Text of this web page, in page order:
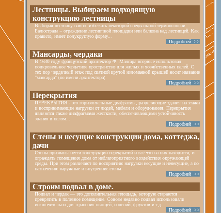
Лестницы. Выбираем подходящую
конструкцию лестницы
Выбирая лестницу нам не избежать некоторой специальной терминологии:
Балюстрада – ограждение лестничной площадки или балкона над лестницей. Как
правило, имеет полукруглую форму...
Подробней >>
Мансарды, чердаки
В 1630 году французский архитектор Ф. Мансара впервые использовал
подкровельное чердачное пространство для жилых и хозяйственных целей. С
тех пор чердачный этаж под скатной крутой изломанной крышей носит название
"мансарда" (по имени архитектора).
Подробней >>
Перекрытия
ПЕРЕКРЫТИЯ - это горизонтальные диафрагмы, разделяющие здания на этажи
и воспринимающие нагрузки от людей, мебели и оборудования. Перекрытия
являются также диафрагмами жесткости, обеспечивающими устойчивость
здания в целом...
Подробней >>
Стены и несущие конструкции дома, коттеджа,
дачи
Стены призваны нести конструкции перекрытий и всё что на них находится, и
ограждать помещения дома от неблагоприятного воздействия окружающей
среды. При этом различают по восприятию нагрузки несущие и ненесущие, а по
назначению наружные и внутренние стены.
Подробней >>
Строим подвал в доме.
Подвал и чердак — это дополнительная площадь, которую стараются
превратить в полезное помещение. Совсем недавно подвал использовали
исключительно для хранения овощей, солений, фруктов и т.д.
Подробней >>